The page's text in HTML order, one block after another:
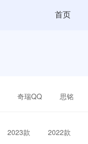
首页
奇瑞QQ 思铭
2023款 2022款